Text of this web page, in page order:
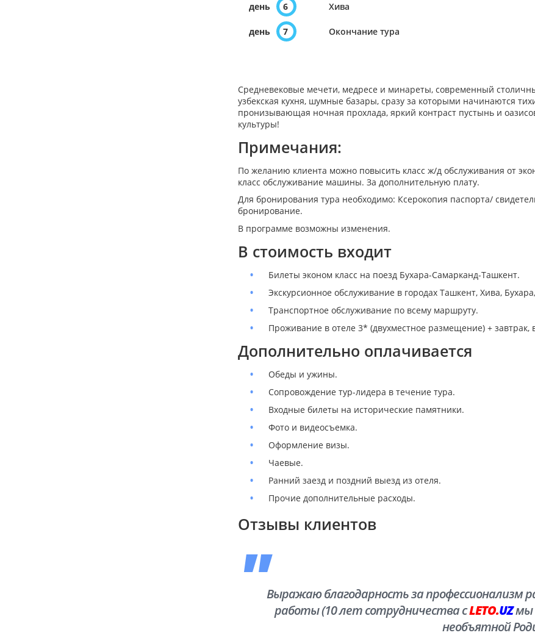
день 6 Хива
день 7 Окончание тура
Средневековые мечети, медресе и минареты, современный
узбекская кухня, шумные базары, сразу за которыми начинаются
пронизывающая ночная прохлада, яркий контраст пустынь и
культуры!
Примечания:
По желанию клиента можно повысить класс ж/д обслуживания от
класс обслуживание машины. За дополнительную плату.
Для бронирования тура необходимо: Ксерокопия паспорта/
бронирование.
В программе возможны изменения.
В стоимость входит
Билеты эконом класс на поезд Бухара-Самарканд-Ташкент.
Экскурсионное обслуживание в городах Ташкент, Хива,
Транспортное обслуживание по всему маршруту.
Проживание в отеле 3* (двухместное размещение) + завтрак,
Дополнительно оплачивается
Обеды и ужины.
Сопровождение тур-лидера в течение тура.
Входные билеты на исторические памятники.
Фото и видеосъемка.
Оформление визы.
Чаевые.
Ранний заезд и поздний выезд из отеля.
Прочие дополнительные расходы.
Отзывы клиентов
Выражаю благодарность за профессионализм
работы (10 лет сотрудничества сLETO.UZмы
необъятной